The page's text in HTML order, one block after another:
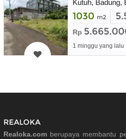
Kutuh, Badung,
1030 m2
Rp
1 minggu yang lalu
REALOKA
Realoka.com berupaya membantu